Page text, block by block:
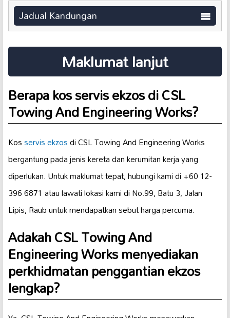
Jadual Kandungan
Maklumat lanjut
Berapa kos servis ekzos di CSL
Towing And Engineering Works?
Kosservis ekzosdi CSL Towing And Engineering Works
bergantung pada jenis kereta dan kerumitan kerja yang
diperlukan. Untuk maklumat tepat, hubungi kami di +60 12-
396 6871 atau lawati lokasi kami di No.99, Batu 3, Jalan
Lipis, Raub untuk mendapatkan sebut harga percuma.
Adakah CSL Towing And
Engineering Works menyediakan
perkhidmatan penggantian ekzos
lengkap?